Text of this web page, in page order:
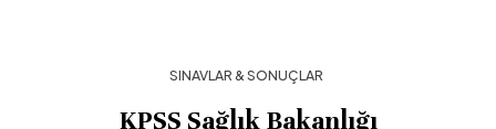
SINAVLAR & SONUÇLAR
KPSS Sağlık Bakanlığı